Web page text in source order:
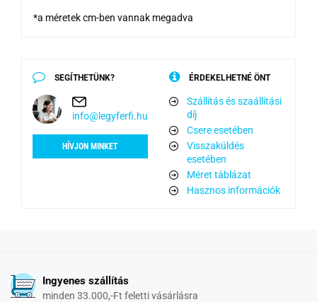
*a méretek cm-ben vannak megadva
SEGÍTHETÜNK?
info@legyferfi.hu
HÍVJON MINKET
ÉRDEKELHETNÉ ÖNT
Szállítás és szaállítási
díj
Csere esetében
Visszaküldés
esetében
Méret táblázat
Hasznos információk
Ingyenes szállítás
minden 33.000,-Ft feletti vásárlásra